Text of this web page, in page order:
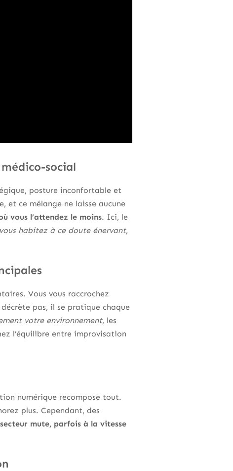
social
posture inconfortable et
et ce mélange ne laisse aucune
vous l’attendez le moins. Ici, le
habitez à ce doute énervant,
Vous vous raccrochez
pas, il se pratique chaque
votre environnement, les
l’équilibre entre improvisation
numérique recompose tout.
plus. Cependant, des
mute, parfois à la vitesse